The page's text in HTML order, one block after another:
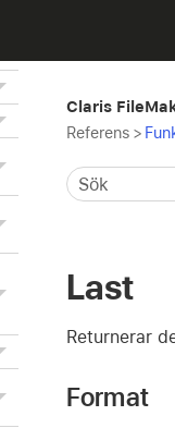
Claris
Referens >
Last
Returnerar
Format